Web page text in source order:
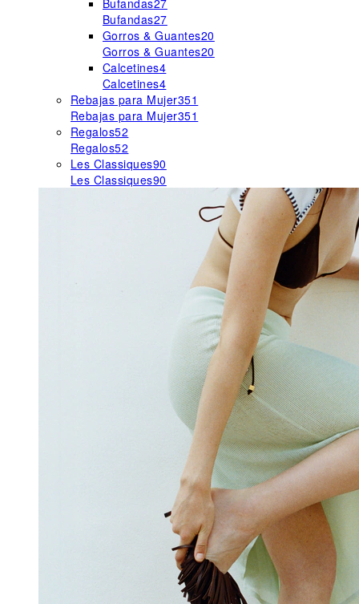
Bufandas27
Bufandas27
Gorros & Guantes20
Gorros & Guantes20
Calcetines4
Calcetines4
Rebajas para Mujer351
Rebajas para Mujer351
Regalos52
Regalos52
Les Classiques90
Les Classiques90